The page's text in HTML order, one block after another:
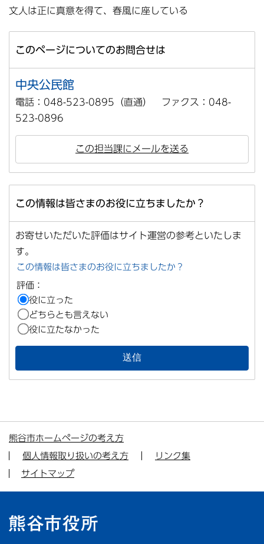
文人は正に真意を得て、春風に座している
このページについてのお問合せは
中央公民館
電話：048-523-0895（直通） ファクス：048-
523-0896
この担当課にメールを送る
この情報は皆さまのお役に立ちましたか？
お寄せいただいた評価はサイト運営の参考といたしま
す。
この情報は皆さまのお役に立ちましたか？
評価：
役に立った
どちらとも言えない
役に立たなかった
熊谷市ホームページの考え方
個人情報取り扱いの考え方
リンク集
サイトマップ